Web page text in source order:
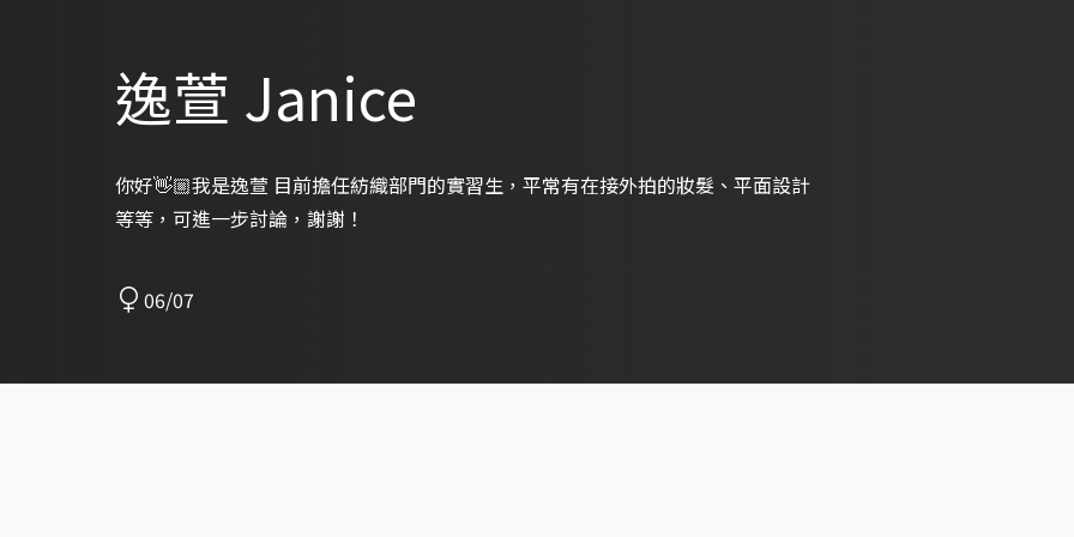
逸萱 Janice
你好👋🏼我是逸萱 目前擔任紡織部門的實習生，平常有在接外拍的妝髮、平面設計
等等，可進一步討論，謝謝！
06/07